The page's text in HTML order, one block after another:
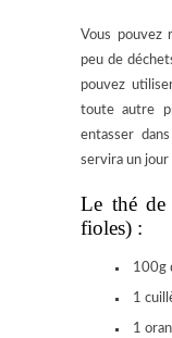
Vous pouvez
peu de
pouvez
toute autre
entasser
servira un jour
Le thé de
fioles) :
100g
1
1